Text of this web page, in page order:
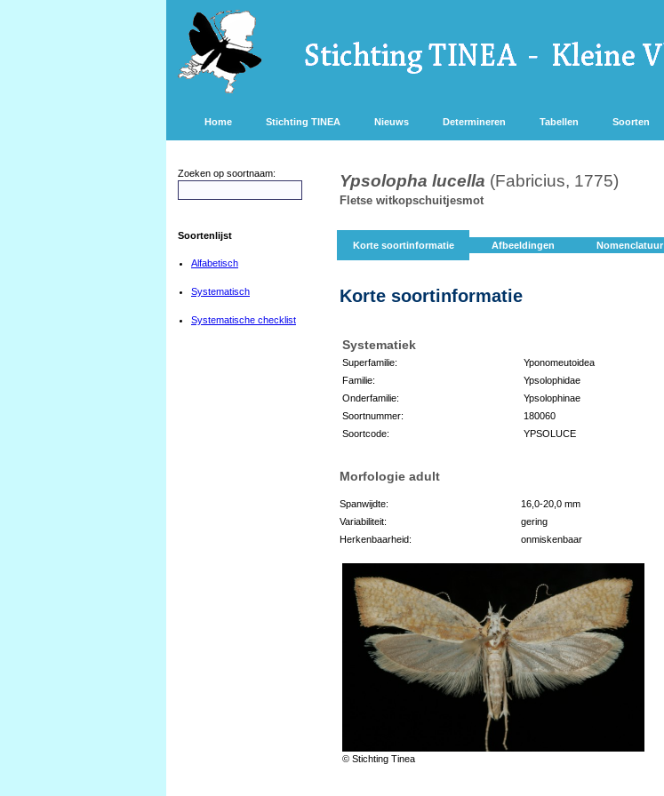
Home Stichting TINEA Nieuws Determineren Tabellen Soorten
Zoeken op soortnaam:
Soortenlijst
Alfabetisch
Systematisch
Systematische checklist
Ypsolopha lucella (Fabricius, 1775)
Fletse witkopschuitjesmot
Korte soortinformatie Afbeeldingen Nomenclatuur
Korte soortinformatie
Systematiek
Superfamilie:
Yponomeutoidea
Familie:
Ypsolophidae
Onderfamilie:
Ypsolophinae
Soortnummer:
180060
Soortcode:
YPSOLUCE
Morfologie adult
Spanwijdte:
16,0-20,0 mm
Variabiliteit:
gering
Herkenbaarheid:
onmiskenbaar
© Stichting Tinea